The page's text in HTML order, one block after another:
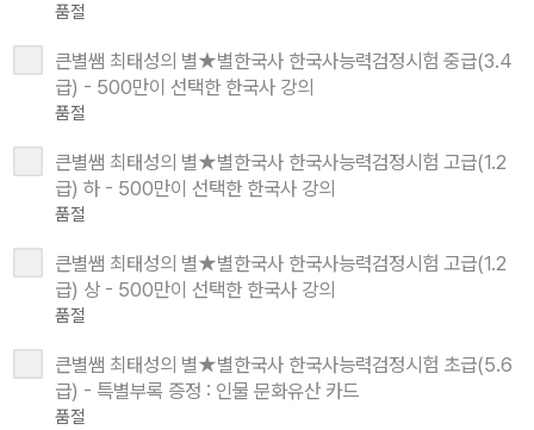
품절
큰별쌤 최태성의 별★별한국사 한국사능력검정시험 중급(3.4
급) - 500만이 선택한 한국사 강의
품절
큰별쌤 최태성의 별★별한국사 한국사능력검정시험 고급(1.2
급) 하 - 500만이 선택한 한국사 강의
품절
큰별쌤 최태성의 별★별한국사 한국사능력검정시험 고급(1.2
급) 상 - 500만이 선택한 한국사 강의
품절
큰별쌤 최태성의 별★별한국사 한국사능력검정시험 초급(5.6
급) - 특별부록 증정 : 인물 문화유산 카드
품절